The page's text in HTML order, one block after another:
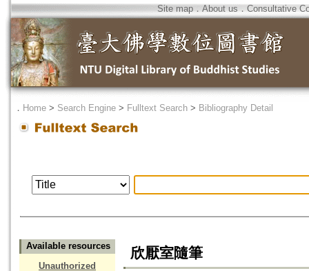
Site map．About us ． Consultative
． Home > Search Engine > Fulltext Search > Bibliography Detail
Available resources
Unauthorized
欣厭室隨筆